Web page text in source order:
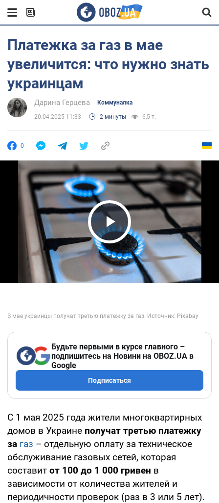
Платежка за газ в мае
увеличится: что нужно знать
украинцам
Дарина Герцева Коммуналка
20.04.2025 11:33 2 минуты 6,5 т.
0
Play Video
Будьте первыми в курсе главного –
подпишитесь на Новини на OBOZ.UA в
Google
Подписаться
С 1 мая 2025 года жители многоквартирных
домов в Украине получат третью платежку
за газ – отдельную оплату за техническое
обслуживание газовых сетей, которая
составит от 100 до 1 000 гривен в
зависимости от количества жителей и
периодичности проверок (раз в 3 или 5 лет).